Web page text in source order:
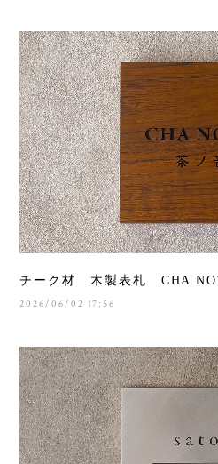
チーク材 木製表札 CHA
2026/06/02 17:56